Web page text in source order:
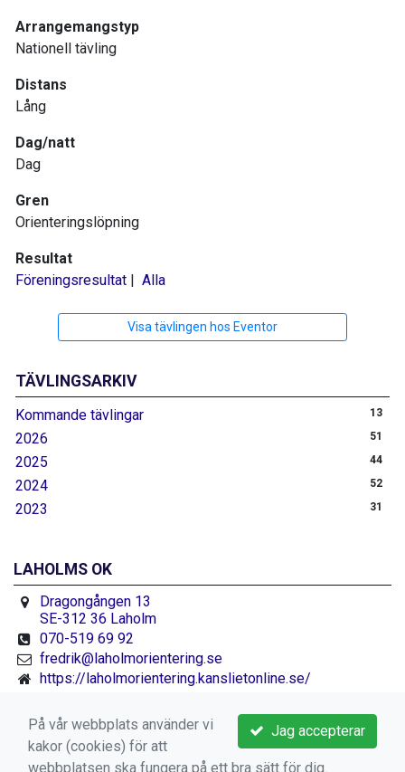
TÄVLINGSARKIV
Kommande tävlingar 13
2026 51
2025 44
2024 52
2023 31
Arrangemangstyp
Nationell tävling
Distans
Lång
Dag/natt
Dag
Gren
Orienteringslöpning
Resultat
Föreningsresultat | Alla
Visa tävlingen hos Eventor
LAHOLMS OK
Dragongången 13
SE-312 36 Laholm
070-519 69 92
fredrik@laholmorientering.se
https://laholmorientering.kanslietonline.se/
Jag accepterar
På vår webbplats använder vi
kakor (cookies) för att
webbplatsen ska fungera på ett bra sätt för dig.